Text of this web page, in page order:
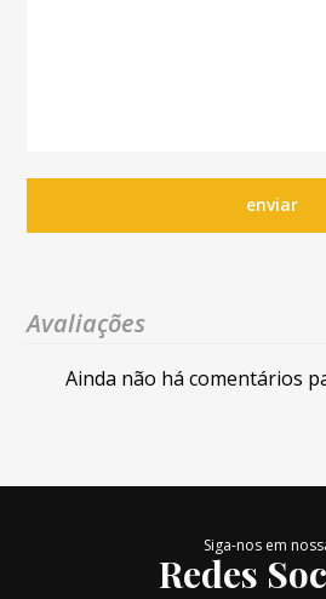
enviar
Avaliações
Ainda não há comentários
Siga-nos em
Redes